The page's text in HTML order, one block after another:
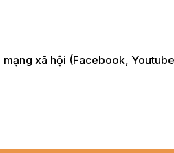
xã hội (Facebook,